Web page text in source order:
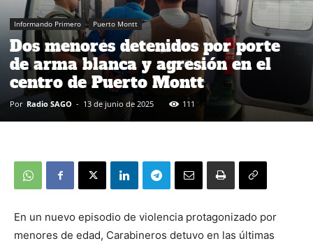
Informando Primero Puerto Montt
Dos menores detenidos por porte
de arma blanca y agresión en el
centro de Puerto Montt
Por Radio SAGO - 13 de junio de 2025 111
En un nuevo episodio de violencia protagonizado por
menores de edad, Carabineros detuvo en las últimas